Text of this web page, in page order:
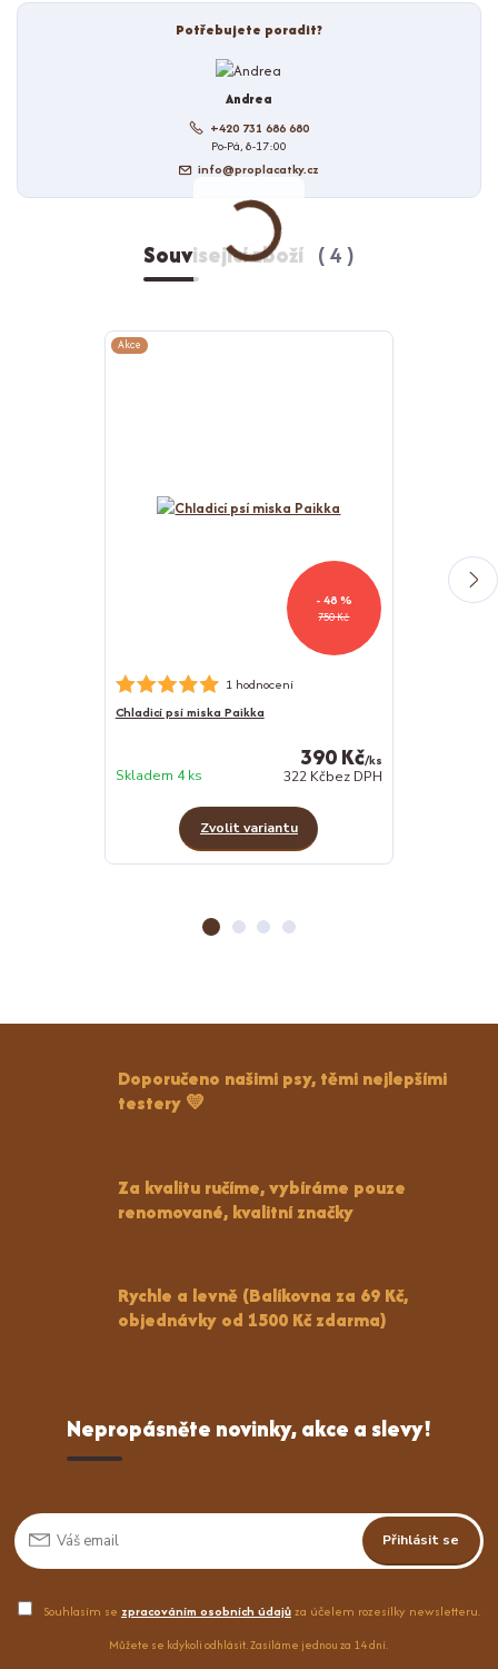
Potřebujete poradit?
Andrea
+420 731 686 680
Po-Pá, 8-17:00
info@proplacatky.cz
Související zboží 4
Akce
750 Kč
- 48 %
1 hodnocení
Chladicí psí miska Paikka
390 Kč/ks
322 Kčbez DPH
Skladem 4 ks
Zvolit variantu
Doporučeno našimi psy, těmi nejlepšími
testery 💛
Za kvalitu ručíme, vybíráme pouze
renomované, kvalitní značky
Rychle a levně (Balíkovna za 69 Kč,
objednávky od 1500 Kč zdarma)
Nepropásněte novinky, akce a slevy!
Přihlásit se
Souhlasím se zpracováním osobních údajůza účelem rozesílky newsletteru.
Můžete se kdykoli odhlásit. Zasíláme jednou za 14 dní.